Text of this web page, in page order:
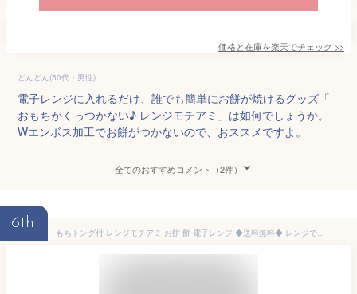
価格と在庫を楽天でチェック >>
どんどん(50代・男性)
電子レンジに入れるだけ、誰でも簡単にお餅が焼けるグッズ「
おもちがくっつかない♪ レンジモチアミ」は如何でしょうか。
Wエンボス加工でお餅がつかないので、おススメですよ。
全てのおすすめコメント（2件）
6th
もちトング付 レンジモチアミ お餅 餅 電子レンジ ◆送料無料◆ レンジでお餅 モチ網 つきたてのような 柔らか餅 ふっくら餅 日本製 家庭用 生活 暮らし 家庭用品 日用雑貨 節約 キッチンツール 台所用品 セール OFF ショッピング 激安 格安 価格【送料無料】【smtb-TK】